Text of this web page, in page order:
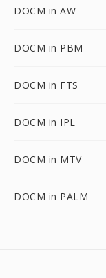
DOCM in AW
DOCM in PBM
DOCM in FTS
DOCM in IPL
DOCM in MTV
DOCM in PALM